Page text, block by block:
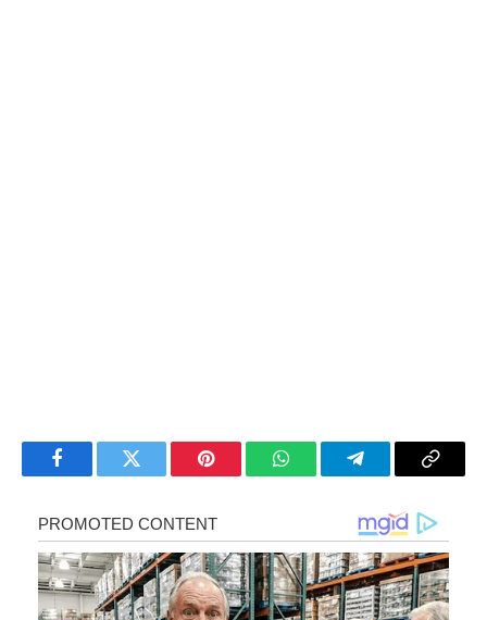
FacebookTwitter Pinterest WhatsAppTelegramCopy